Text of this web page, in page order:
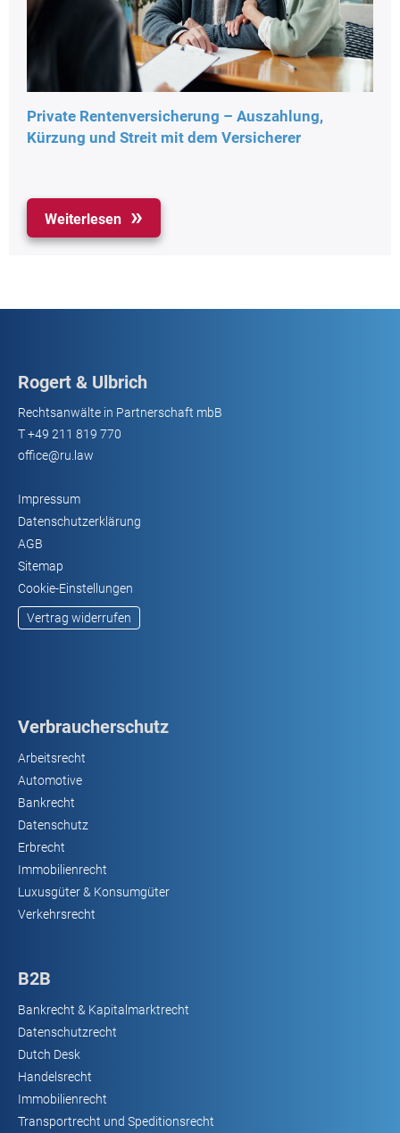
Private Rentenversicherung – Auszahlung,
Kürzung und Streit mit dem Versicherer
Weiterlesen
Rogert & Ulbrich
Rechtsanwälte in Partnerschaft mbB
T+49 211 819 770
office@ru.law
Impressum
Datenschutzerklärung
AGB
Sitemap
Cookie-Einstellungen
Vertrag widerrufen
Verbraucherschutz
Arbeitsrecht
Automotive
Bankrecht
Datenschutz
Erbrecht
Immobilienrecht
Luxusgüter & Konsumgüter
Verkehrsrecht
B2B
Bankrecht & Kapitalmarktrecht
Datenschutzrecht
Dutch Desk
Handelsrecht
Immobilienrecht
Transportrecht und Speditionsrecht